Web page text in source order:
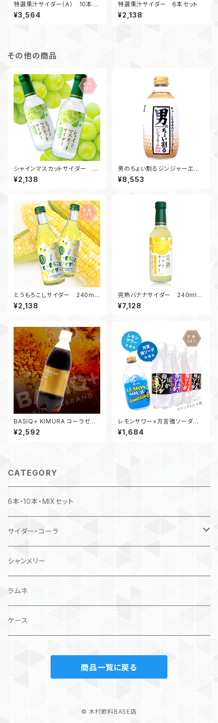
特選果汁サイダー（A） 10本セ
ット
¥3,564
特選果汁サイダー 6本セット
¥2,138
その他の商品
シャインマスカットサイダー 2
40ml ビン / 6本入
¥2,138
男のちょい割るジンジャーエー
ル 300ml ビン / 24本入
¥8,553
とうもろこしサイダー 240ml
ビン / 6本入
¥2,138
完熟バナナサイダー 240ml
ビン / 20本入
¥7,128
BASIQ+ KIMURA コーラゼ
ロ 500ml PET / 24本入
¥2,592
レモンサワー×方言強ソーダお
試しセット 300ml ビン4本・5
00ml PET4本 / 8本入
¥1,684
CATEGORY
6本・10本・MIXセット
サイダー・コーラ
ご当地果汁サイダーシリーズ
パンのサイダーシリーズ
セット
シャンメリー
ラムネ
ケース
商品一覧に戻る
© 木村飲料BASE店